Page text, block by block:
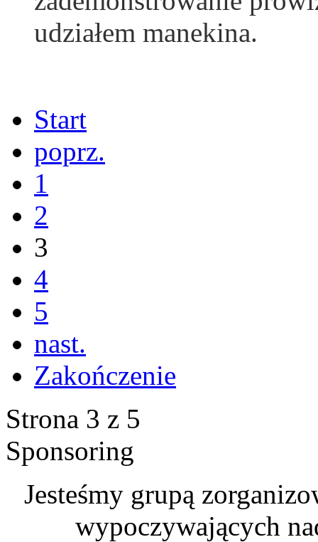
udziałem manekina.
Start
poprz.
1
2
3
4
5
nast.
Zakończenie
Strona 3 z 5
Sponsoring
Jesteśmy grupą
wypoczywających